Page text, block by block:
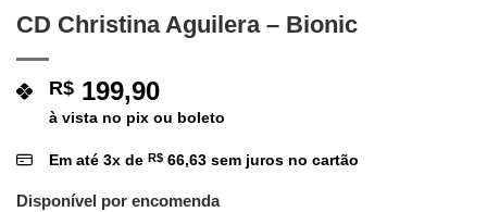
CD Christina Aguilera – Bionic
R$ 199,90
à vista no pix ou boleto
Em até 3x de R$ 66,63 sem juros no cartão
Disponível por encomenda